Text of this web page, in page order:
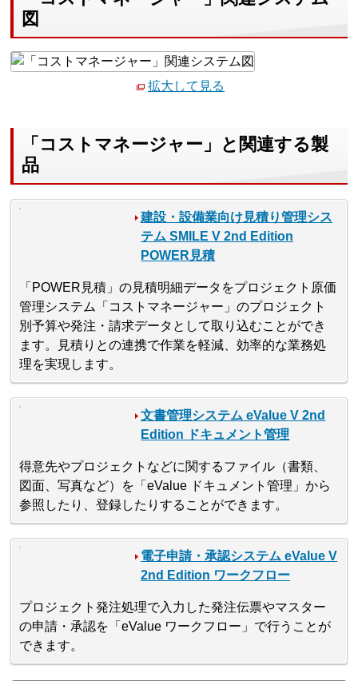
図
拡大して見る
「コストマネージャー」と関連する製
品
建設・設備業向け見積り管理シス
テム SMILE V 2nd Edition
POWER見積
「POWER見積」の見積明細データをプロジェクト原価
管理システム「コストマネージャー」のプロジェクト
別予算や発注・請求データとして取り込むことができ
ます。見積りとの連携で作業を軽減、効率的な業務処
理を実現します。
文書管理システム eValue V 2nd
Edition ドキュメント管理
得意先やプロジェクトなどに関するファイル（書類、
図面、写真など）を「eValue ドキュメント管理」から
参照したり、登録したりすることができます。
電子申請・承認システム eValue V
2nd Edition ワークフロー
プロジェクト発注処理で入力した発注伝票やマスター
の申請・承認を「eValue ワークフロー」で行うことが
できます。